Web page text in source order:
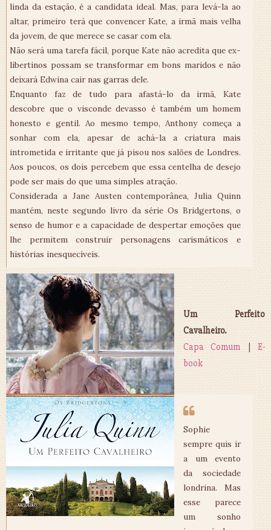
linda da estação, é a candidata ideal. Mas, para levá-la ao
altar, primeiro terá que convencer Kate, a irmã mais velha
da jovem, de que merece se casar com ela.
Não será uma tarefa fácil, porque Kate não acredita que ex-
libertinos possam se transformar em bons maridos e não
deixará Edwina cair nas garras dele.
Enquanto faz de tudo para afastá-lo da irmã, Kate
descobre que o visconde devasso é também um homem
honesto e gentil. Ao mesmo tempo, Anthony começa a
sonhar com ela, apesar de achá-la a criatura mais
intrometida e irritante que já pisou nos salões de Londres.
Aos poucos, os dois percebem que essa centelha de desejo
pode ser mais do que uma simples atração.
Considerada a Jane Austen contemporânea, Julia Quinn
mantém, neste segundo livro da série Os Bridgertons, o
senso de humor e a capacidade de despertar emoções que
lhe permitem construir personagens carismáticos e
histórias inesquecíveis.
Um Perfeito
Cavalheiro.
Capa Comum|E-
book
Sophie
sempre quis ir
a um evento
da sociedade
londrina. Mas
esse parece
um sonho